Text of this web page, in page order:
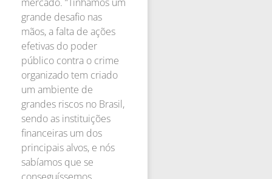
grande desafio nas
mãos, a falta de ações
efetivas do poder
público contra o crime
organizado tem criado
um ambiente de
grandes riscos no Brasil,
sendo as instituições
financeiras um dos
principais alvos, e nós
sabíamos que se